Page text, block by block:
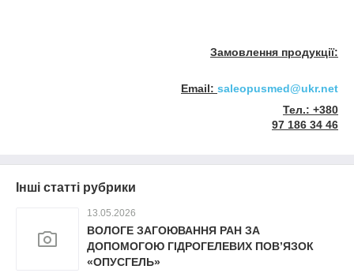
Замовлення продукції:
Email: saleopusmed@ukr.net
Тел.: +380
97 186 34 46
Інші статті рубрики
13.05.2026
ВОЛОГЕ ЗАГОЮВАННЯ РАН ЗА
ДОПОМОГОЮ ГІДРОГЕЛЕВИХ ПОВ’ЯЗОК
«ОПУСГЕЛЬ»